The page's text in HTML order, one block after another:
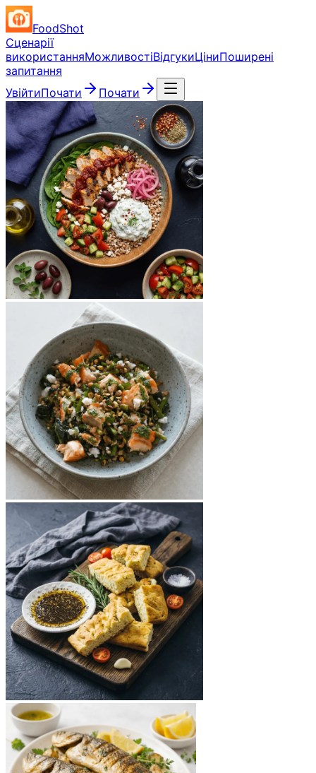
FoodShot
Сценарії
використанняМожливостіВідгукиЦіниПоширені
запитання
УвійтиПочати Почати